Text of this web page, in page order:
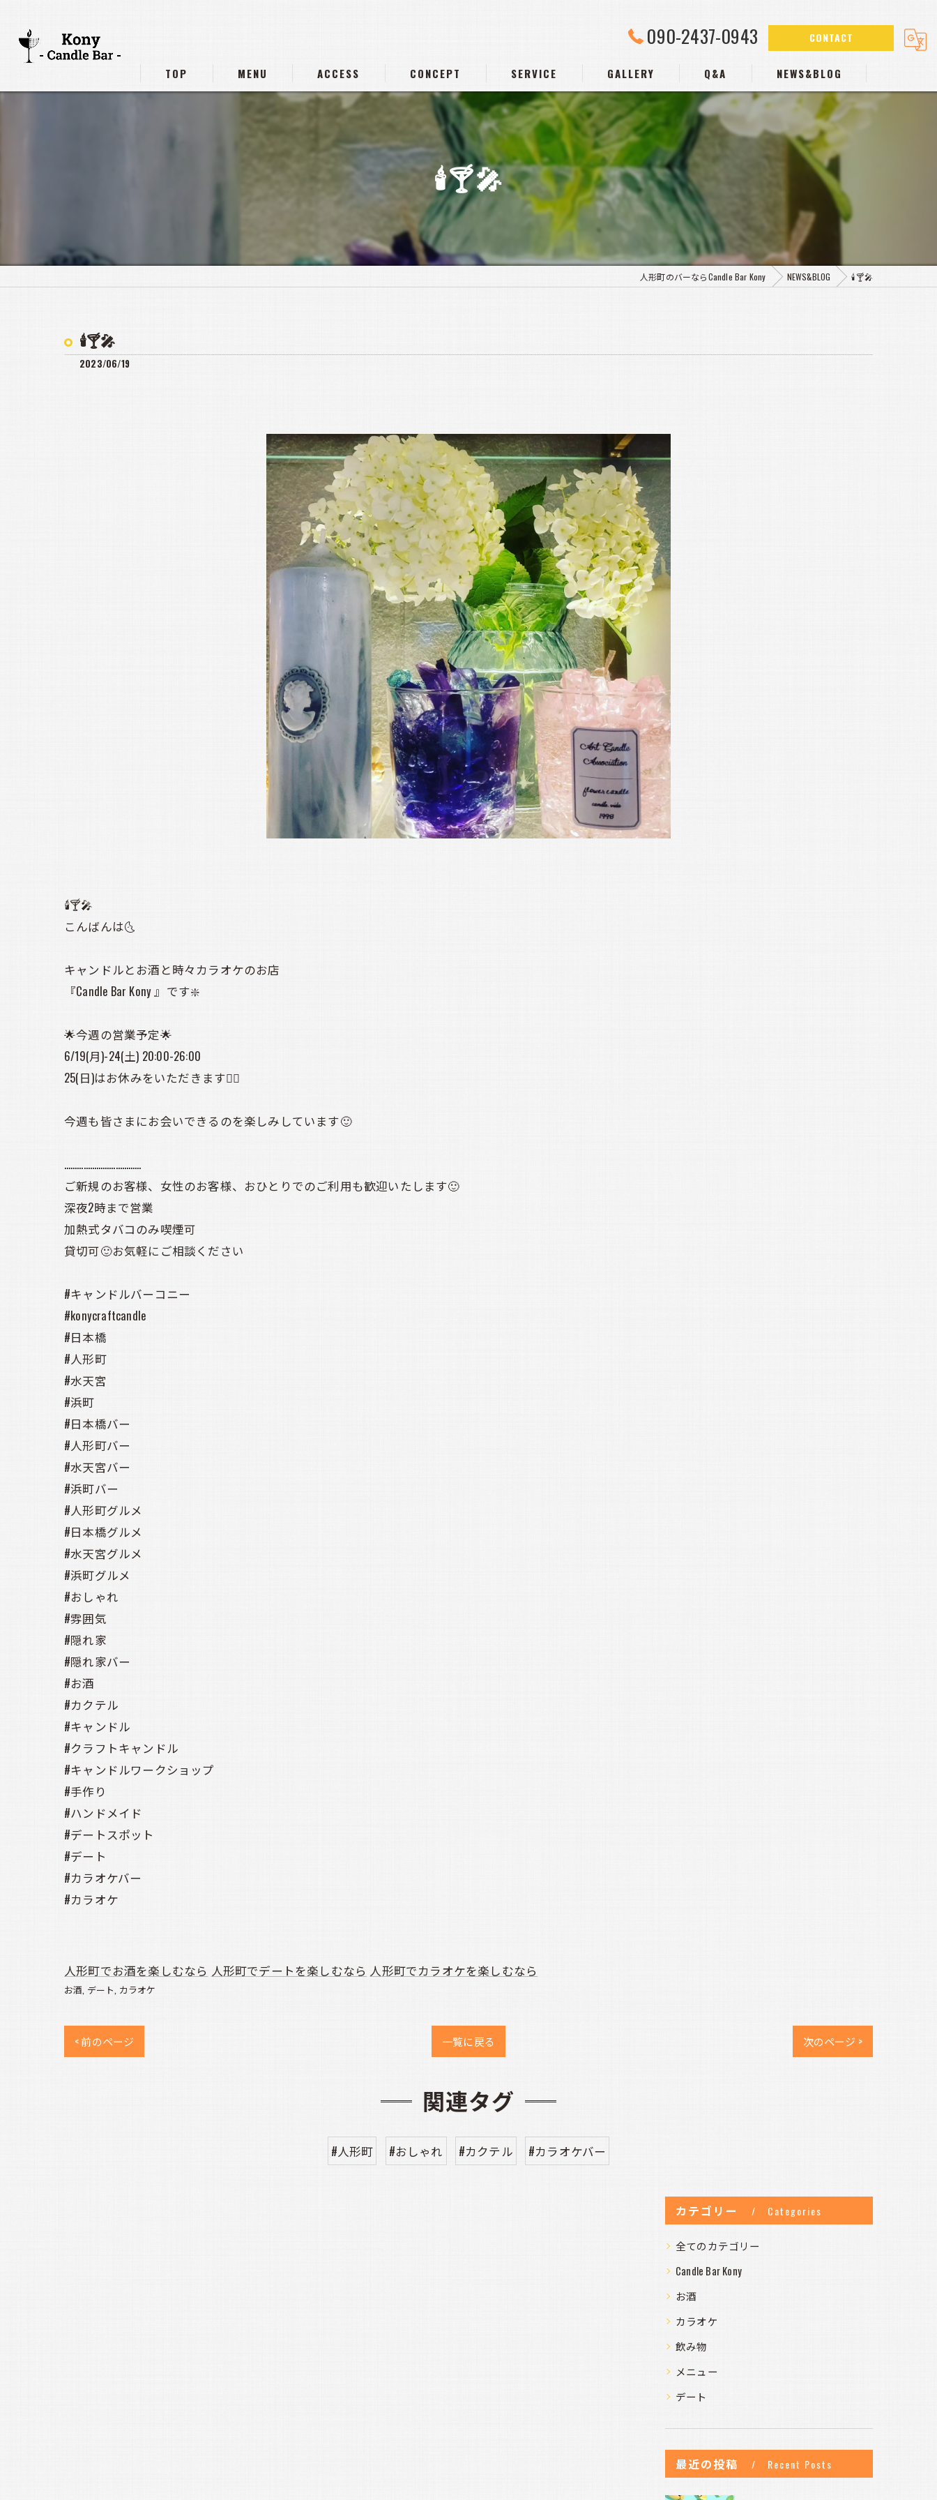
090-2437-0943 CONTACT
TOP MENU ACCESS CONCEPT SERVICE GALLERY Q&A NEWS&BLOG
🕯️🍸️🎤
人形町のバーならCandle Bar Kony NEWS&BLOG 🕯️🍸️🎤
🕯️🍸️🎤
2023/06/19
🕯️🍸️🎤
こんばんは🌜️
キャンドルとお酒と時々カラオケのお店
『Candle Bar Kony 』です❇️
🌟今週の営業予定🌟
6/19(月)-24(土) 20:00-26:00
25(日)はお休みをいただきます🙇‍♀️
今週も皆さまにお会いできるのを楽しみしています🙂
………………………………
ご新規のお客様、女性のお客様、おひとりでのご利用も歓迎いたします🙂
深夜2時まで営業
加熱式タバコのみ喫煙可
貸切可🙂お気軽にご相談ください
#キャンドルバーコニー
#konycraftcandle
#日本橋
#人形町
#水天宮
#浜町
#日本橋バー
#人形町バー
#水天宮バー
#浜町バー
#人形町グルメ
#日本橋グルメ
#水天宮グルメ
#浜町グルメ
#おしゃれ
#雰囲気
#隠れ家
#隠れ家バー
#お酒
#カクテル
#キャンドル
#クラフトキャンドル
#キャンドルワークショップ
#手作り
#ハンドメイド
#デートスポット
#デート
#カラオケバー
#カラオケ
人形町でお酒を楽しむなら 人形町でデートを楽しむなら 人形町でカラオケを楽しむなら
お酒 デート カラオケ
< 前のページ 一覧に戻る 次のページ >
関連タグ
#人形町 #おしゃれ #カクテル #カラオケバー
カテゴリー Categories
全てのカテゴリー
Candle Bar Kony
お酒
カラオケ
飲み物
メニュー
デート
最近の投稿 Recent Posts